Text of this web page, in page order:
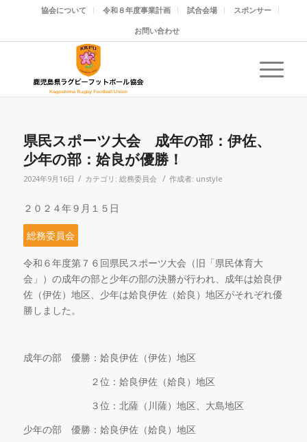
協会について 令和８年度事業計画 試合会場
スポンサー
お問い合わせ
県民スポーツ大会 成年の部：伊佐、
少年の部：姶良が優勝！
2024年9月16日 / カテゴリ: 総務委員会 / 作成者: unstyle
２０２４年９月１５日
総務委員会
令和６年度第７６回県民スポーツ大会（旧「県民体育大
会」）の成年の部と少年の部の決勝が行われ、成年は姶良伊
佐（伊佐）地区、少年は姶良伊佐（姶良）地区がそれぞれ優
勝しました。
成年の部 優勝：姶良伊佐（伊佐）地区
２位：姶良伊佐（姶良）地区
３位：北薩（川薩）地区、大島地区
少年の部 優勝：姶良伊佐（姶良）地区